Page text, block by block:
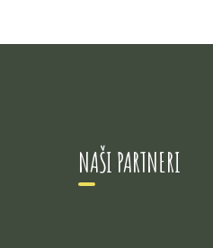
NAŠI PARTNERI